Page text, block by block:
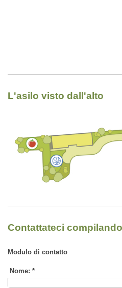
L'asilo visto dall'alto
Contattateci
Modulo di contatto
Nome: *